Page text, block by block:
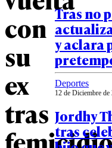
con
su
ex
tras
Tras no
y aclara
Deportes
12 de Diciembre de
Jordhy
tras